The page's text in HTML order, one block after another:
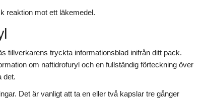
reaktion mot ett läkemedel.
tillverkarens tryckta informationsblad inifrån ditt pack.
om naftidrofuryl och en fullständig förteckning över
det.
Det är vanligt att ta en eller två kapslar tre gånger